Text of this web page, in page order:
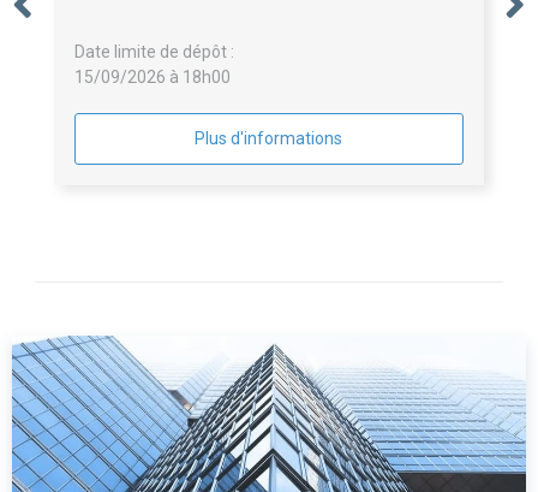
Date limite de dépôt :
15/09/2026 à 18h00
Plus d'informations